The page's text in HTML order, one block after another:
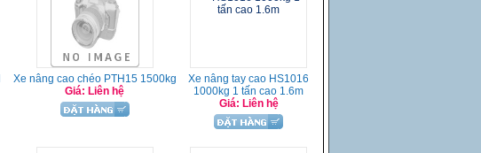
Xe nâng cao chéo PTH15 1500kg
Giá: Liên hệ
Xe nâng tay cao HS1016
1000kg 1 tấn cao 1.6m
Giá: Liên hệ